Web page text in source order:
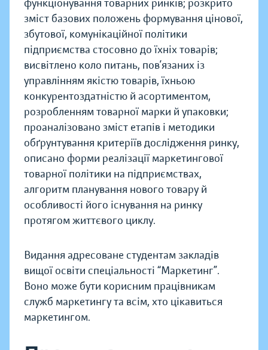
функціонування товарних ринків; розкрито
зміст базових положень формування цінової,
збутової, комунікаційної політики
підприємства стосовно до їхніх товарів;
висвітлено коло питань, пов’язаних із
управлінням якістю товарів, їхньою
конкурентоздатністю й асортиментом,
розробленням товарної марки й упаковки;
проаналізовано зміст етапів і методики
обґрунтування критеріїв дослідження ринку,
описано форми реалізації маркетингової
товарної політики на підприємствах,
алгоритм планування нового товару й
особливості його існування на ринку
протягом життєвого циклу.
Видання адресоване студентам закладів
вищої освіти спеціальності “Маркетинг”.
Воно може бути корисним працівникам
служб маркетингу та всім, хто цікавиться
маркетингом.